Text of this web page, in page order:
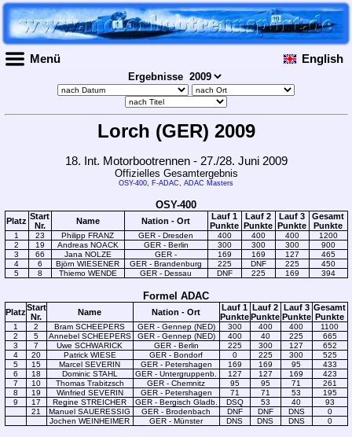
Menü English
Ergebnisse
Lorch (GER) 2009
18. Int. Motorbootrennen - 27./28. Juni 2009
Offizielles Gesamtergebnis
OSY-400, F-ADAC, ADAC Masters
OSY-400
Platz Start
Nr.
Name Nation - Ort
Lauf 1
Punkte
Lauf 2
Punkte
Lauf 3
Punkte
Gesamt
Punkte
1 23 Philipp FRANZ GER - Dresden 400 400 400
1200
2
19 Andreas NOACK GER - Berlin 300 300 300
900
3
66 Jana NOLZE GER - 169 169 127
465
4
6 Björn WIESENER GER - Brandenburg 225 DNF 225
450
5
8 Thiemo WENDE GER - Dessau DNF 225 169 394
Formel ADAC
PlatzStart
Nr.
Name Nation - Ort
Lauf 1
Punkte
Lauf 2
Punkte
Lauf 3
Punkte
Gesamt
Punkte
1 2 Bram SCHEEPERS GER - Gennep (NED) 300 400 400
1100
2
5 Annebel SCHEEPERS GER - Gennep (NED) 400 40 225
665
3
7 Uwe SCHWARICK GER - Berlin 225 300 127
652
4
20 Patrick WIESE GER - Bondorf 0 225 300
525
5
15 Marcel SEVERIN GER - Petershagen 169 169 95
433
6
18 Dominic STAHL GER - Untergruppenb. 127 127 169
423
7
10 Thomas Trabitzsch GER - Chemnitz 95 95 71
261
8
19 Winfried SEVERIN GER - Petershagen 71 71 53
195
9
17 Regine STREICHER GER - Bergisch Gladb. DSQ 53 40
93
21
Manuel SAUERESSIG GER - Brodenbach DNF DNF DNS
0
Jochen WEINHEIMER
GER - Münster DNS DNS DNS 0